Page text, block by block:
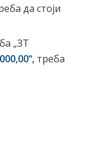
да стоји
„ЗТ
треба